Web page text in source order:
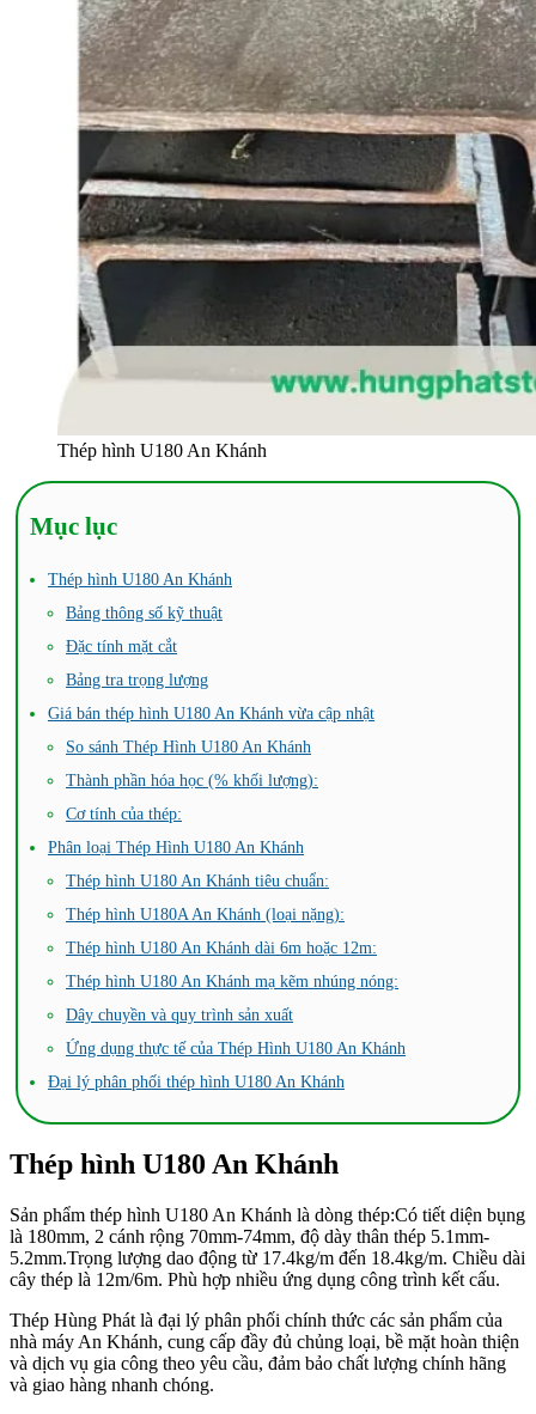
Thép hình U180 An Khánh
Mục lục
Thép hình U180 An Khánh
Bảng thông số kỹ thuật
Đặc tính mặt cắt
Bảng tra trọng lượng
Giá bán thép hình U180 An Khánh vừa cập nhật
So sánh Thép Hình U180 An Khánh
Thành phần hóa học (% khối lượng):
Cơ tính của thép:
Phân loại Thép Hình U180 An Khánh
Thép hình U180 An Khánh tiêu chuẩn:
Thép hình U180A An Khánh (loại nặng):
Thép hình U180 An Khánh dài 6m hoặc 12m:
Thép hình U180 An Khánh mạ kẽm nhúng nóng:
Dây chuyền và quy trình sản xuất
Ứng dụng thực tế của Thép Hình U180 An Khánh
Đại lý phân phối thép hình U180 An Khánh
Thép hình U180 An Khánh
Sản phẩm thép hình U180 An Khánh là dòng thép:Có tiết diện bụng
là 180mm, 2 cánh rộng 70mm-74mm, độ dày thân thép 5.1mm-
5.2mm.Trọng lượng dao động từ 17.4kg/m đến 18.4kg/m. Chiều dài
cây thép là 12m/6m. Phù hợp nhiều ứng dụng công trình kết cấu.
Thép Hùng Phát là đại lý phân phối chính thức các sản phẩm của
nhà máy An Khánh, cung cấp đầy đủ chủng loại, bề mặt hoàn thiện
và dịch vụ gia công theo yêu cầu, đảm bảo chất lượng chính hãng
và giao hàng nhanh chóng.